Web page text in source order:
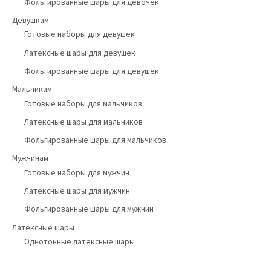
Девушкам
Готовые наборы для девушек
Латексные шары для девушек
Фольгированные шары для девушек
Мальчикам
Готовые наборы для мальчиков
Латексные шары для мальчиков
Фольгированные шары для мальчиков
Мужчинам
Готовые наборы для мужчин
Латексные шары для мужчин
Фольгированные шары для мужчин
Латексные шары
Однотонные латексные шары